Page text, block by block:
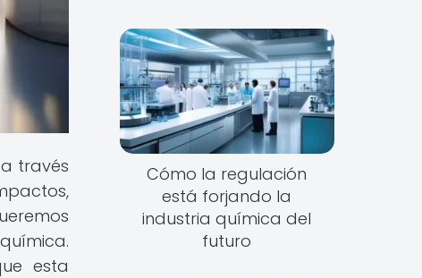
través
esta
Cómo la regulación
está forjando la
industria química del
futuro